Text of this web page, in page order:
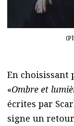
En
«Ombre et
écrites par
signe un